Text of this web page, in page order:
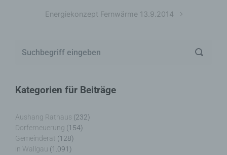
Energiekonzept Fernwärme 13.9.2014
Kategorien für Beiträge
Aushang Rathaus (232)
Dorferneuerung (154)
Gemeinderat (128)
in Wallgau (1.091)